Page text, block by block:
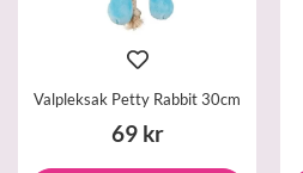
Valpleksak Petty Rabbit 30cm
69 kr